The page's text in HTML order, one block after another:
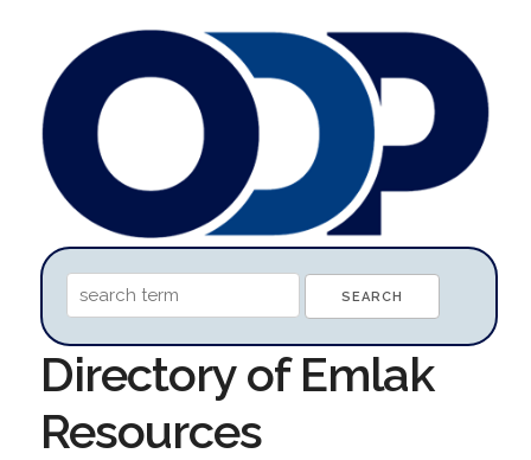
Directory of Emlak
Resources